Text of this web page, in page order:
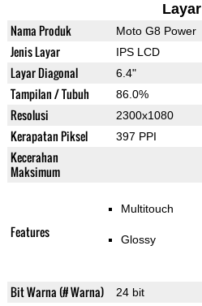
Layar
Nama Produk Moto G8 Power
Jenis Layar IPS LCD
Layar Diagonal 6.4"
Tampilan / Tubuh 86.0%
Resolusi 2300x1080
Kerapatan Piksel 397 PPI
Kecerahan
Maksimum
Features
Multitouch
Glossy
Bit Warna (# Warna) 24 bit